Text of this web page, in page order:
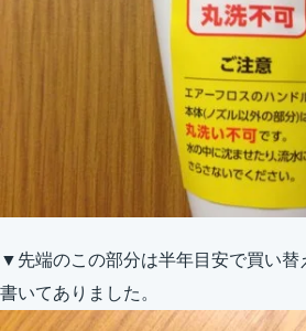
▼先端のこの部分は半年目安で買い替
書いてありました。